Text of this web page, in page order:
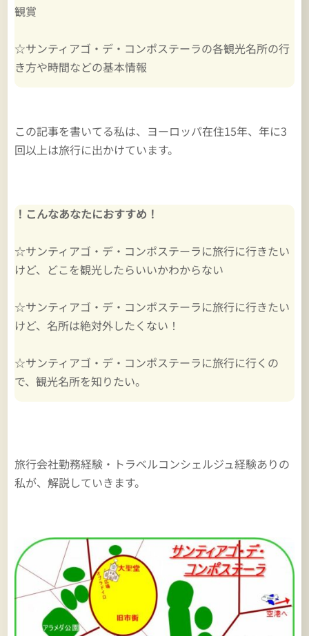
観賞
☆サンティアゴ・デ・コンポステーラの各観光名所の行
き方や時間などの基本情報
この記事を書いてる私は、ヨーロッパ在住15年、年に3
回以上は旅行に出かけています。
！こんなあなたにおすすめ！
☆サンティアゴ・デ・コンポステーラに旅行に行きたい
けど、どこを観光したらいいかわからない
☆サンティアゴ・デ・コンポステーラに旅行に行きたい
けど、名所は絶対外したくない！
☆サンティアゴ・デ・コンポステーラに旅行に行くの
で、観光名所を知りたい。
旅行会社勤務経験・トラベルコンシェルジュ経験ありの
私が、解説していきます。